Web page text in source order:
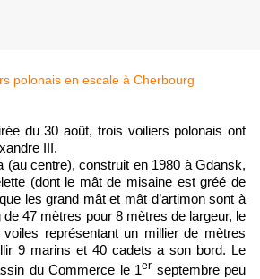
du 30 août, trois voiliers polonais ont
III.
(au centre), construit en 1980 à Gdansk,
(dont le mât de misaine est gréé de
les grand mât et mât d’artimon sont à
47 mètres pour 8 mètres de largeur, le
représentant un millier de mètres
9 marins et 40 cadets a son bord. Le
du Commerce le 1er septembre peu